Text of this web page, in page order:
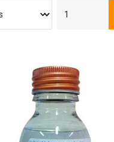
winkelwagen